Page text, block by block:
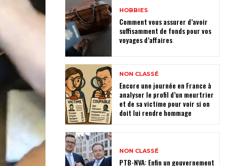
HOBBIES
Comment vous assurer d’avoir
suffisamment de fonds pour vos
voyages d’affaires
NON CLASSÉ
Encore une journée en France à
analyser le profil d’un meurtrier
et de sa victime pour voir si on
doit lui rendre hommage
NON CLASSÉ
PTB-NVA: Enfin un gouvernement